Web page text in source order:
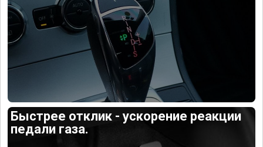
Быстрее отклик - ускорение реакции
педали газа.